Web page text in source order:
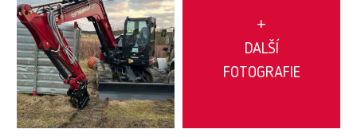
+
DALŠÍ
FOTOGRAFIE